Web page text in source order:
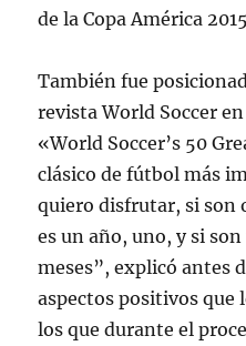
de la Copa América
También fue
revista World Soccer
«World Soccer’s 50
clásico de fútbol más
quiero disfrutar, si son
es un año, uno, y si
meses”, explicó antes
aspectos positivos que
los que durante el